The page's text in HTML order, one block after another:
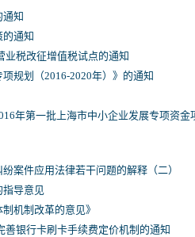
知
通知
业税改征增值税试点的通知
规划（2016-2020年）》的通知
年第一批上海市中小企业发展专项资金
案件应用法律若干问题的解释（二）
导意见
机制改革的意见》
善银行卡刷卡手续费定价机制的通知